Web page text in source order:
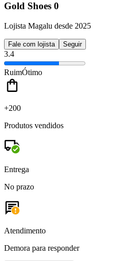
Gold Shoes 0
Lojista Magalu desde 2025
Fale com lojista Seguir
3.4
RuimÓtimo
+200
Produtos vendidos
Entrega
No prazo
Atendimento
Demora para responder